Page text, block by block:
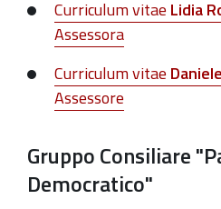
Curriculum vitae Lidia
Assessora
Curriculum vitae
Assessore
Gruppo Consiliare
Democratico"